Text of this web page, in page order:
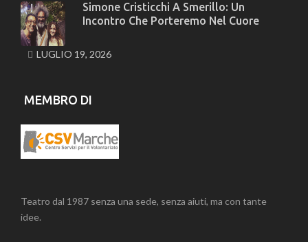
Simone Cristicchi A Smerillo: Un
Incontro Che Porteremo Nel Cuore
LUGLIO 19, 2026
MEMBRO DI
Teatro dal 1987 senza una sede, senza aiuti, ma con tante
idee.